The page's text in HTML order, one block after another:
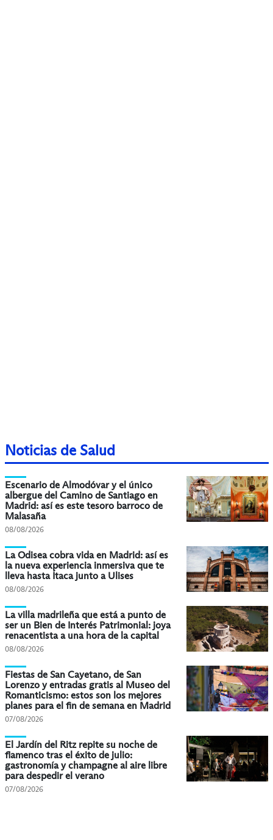
Noticias de Salud
Escenario de Almodóvar y el único
albergue del Camino de Santiago en
Madrid: así es este tesoro barroco de
Malasaña
08/08/2026
La Odisea cobra vida en Madrid: así es
la nueva experiencia inmersiva que te
lleva hasta Ítaca junto a Ulises
08/08/2026
La villa madrileña que está a punto de
ser un Bien de Interés Patrimonial: joya
renacentista a una hora de la capital
08/08/2026
Fiestas de San Cayetano, de San
Lorenzo y entradas gratis al Museo del
Romanticismo: estos son los mejores
planes para el fin de semana en Madrid
07/08/2026
El Jardín del Ritz repite su noche de
flamenco tras el éxito de julio:
gastronomía y champagne al aire libre
para despedir el verano
07/08/2026